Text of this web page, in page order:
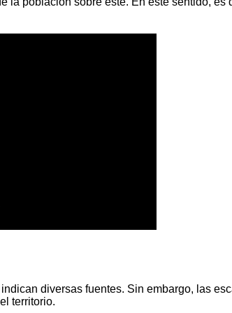
diversas fuentes. Sin embargo, las
territorio.